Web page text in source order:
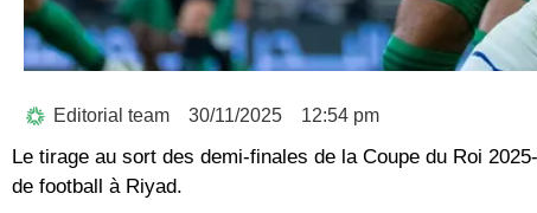
Editorial team 30/11/2025 12:54 pm
Le tirage au sort des demi-finales de la Coupe du Roi
de football à Riyad.